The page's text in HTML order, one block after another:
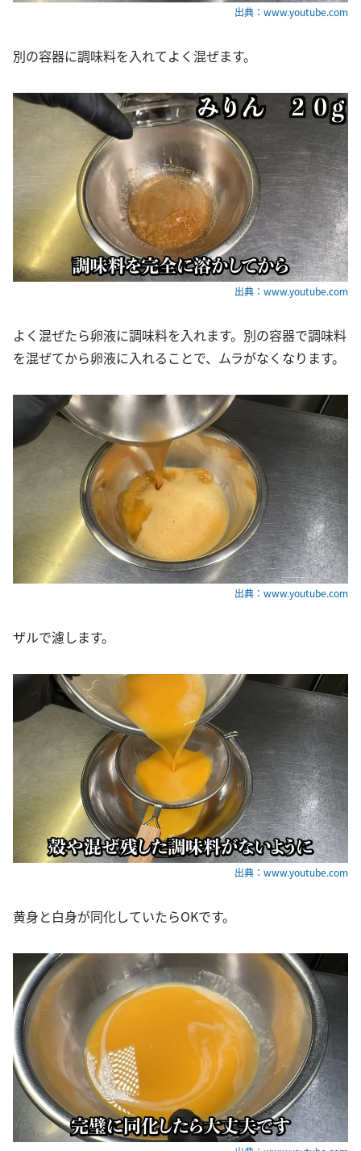
出典：www.youtube.com
別の容器に調味料を入れてよく混ぜます。
出典：www.youtube.com
よく混ぜたら卵液に調味料を入れます。別の容器で調味料
を混ぜてから卵液に入れることで、ムラがなくなります。
出典：www.youtube.com
ザルで濾します。
出典：www.youtube.com
黄身と白身が同化していたらOKです。